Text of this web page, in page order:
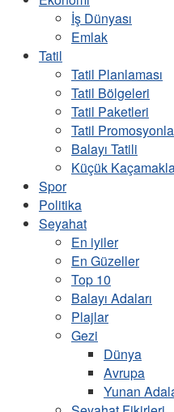
İş Dünyası
Emlak
Tatil
Tatil Planlaması
Tatil Bölgeleri
Tatil Paketleri
Tatil
Balayı Tatili
Küçük
Spor
Politika
Seyahat
En iyiler
En Güzeller
Top 10
Balayı Adaları
Plajlar
Gezi
Dünya
Avrupa
Yunan